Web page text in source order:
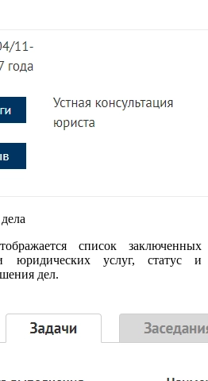
список заключенных
юридических услуг, статус и
дел.